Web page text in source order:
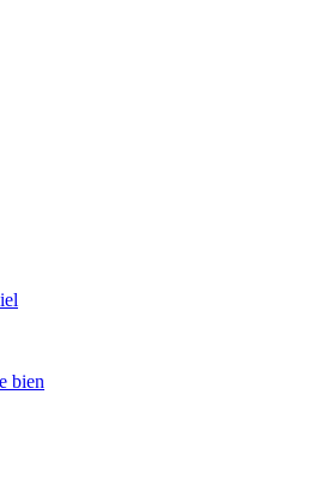
bien